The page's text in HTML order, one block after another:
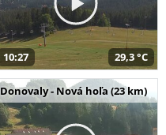
10:27 29,3 °C
Donovaly - Nová hoľa (23 km)